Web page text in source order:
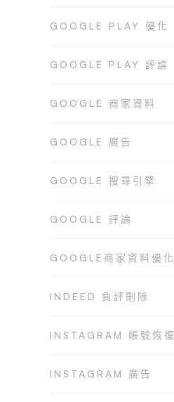
GOOGLE PLAY 優化
GOOGLE PLAY 評論
GOOGLE 商家資料
GOOGLE 廣告
GOOGLE 搜尋引擎
GOOGLE 評論
GOOGLE商家資料優化
INDEED 負評刪除
INSTAGRAM 帳號恢復
INSTAGRAM 廣告